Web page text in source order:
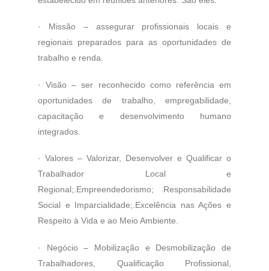
·
Missão – assegurar profissionais locais e
regionais preparados para as oportunidades de
trabalho e renda.
·
Visão – ser reconhecido como referência em
oportunidades de trabalho, empregabilidade,
capacitação e desenvolvimento humano
integrados.
· Valores – Valorizar, Desenvolver e Qualificar o
Trabalhador Local e
Regional;.Empreendedorismo; Responsabilidade
Social e Imparcialidade;.Excelência nas Ações e
Respeito à Vida e ao Meio Ambiente.
·
Negócio – Mobilização e Desmobilização de
Trabalhadores, Qualificação Profissional,